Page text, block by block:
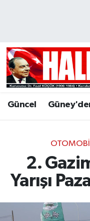
Güncel
2.
Yarışı
Hava Durumu
Trafik Durumu
Tüm Manşetler
Son Dakika